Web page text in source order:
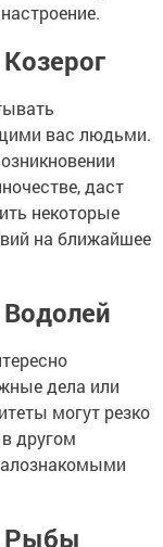
вас людьми.
даст
некоторые
на ближайшее
дела или
могут резко
другом
Рыбы